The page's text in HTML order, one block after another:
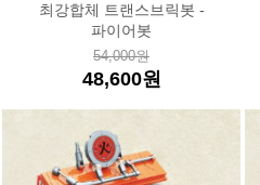
최강합체 트랜스브릭봇 -
파이어봇
54,000원
48,600원